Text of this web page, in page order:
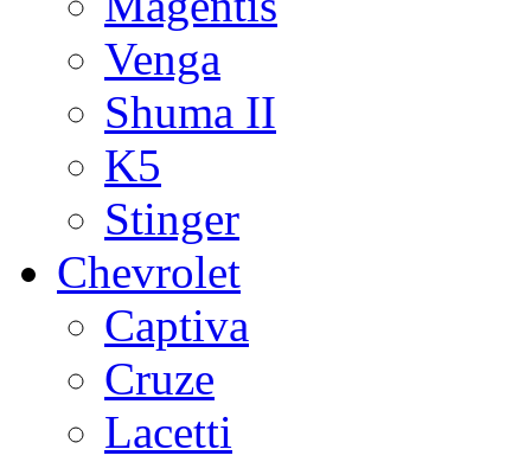
Venga
Shuma II
K5
Stinger
Chevrolet
Captiva
Cruze
Lacetti